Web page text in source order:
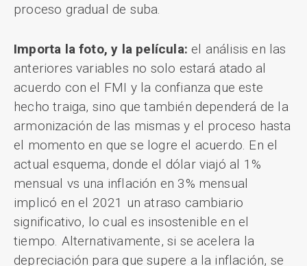
proceso gradual de suba.
Importa la foto, y la película: el análisis en las
anteriores variables no solo estará atado al
acuerdo con el FMI y la confianza que este
hecho traiga, sino que también dependerá de la
armonización de las mismas y el proceso hasta
el momento en que se logre el acuerdo. En el
actual esquema, donde el dólar viajó al 1%
mensual vs una inflación en 3% mensual
implicó en el 2021 un atraso cambiario
significativo, lo cual es insostenible en el
tiempo. Alternativamente, si se acelera la
depreciación para que supere a la inflación, se